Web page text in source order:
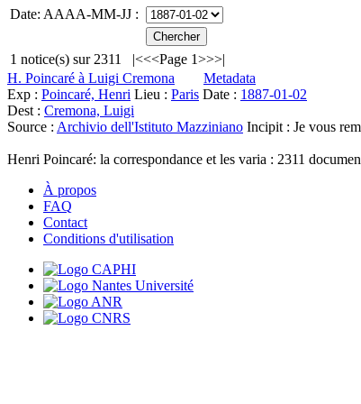
Date: AAAA-MM-JJ :
1 notice(s) sur 2311 |<<<Page 1>>>|
H. Poincaré à Luigi Cremona
Metadata
Exp : Poincaré, Henri Lieu : Paris Date : 1887-01-02
Dest : Cremona, Luigi
Source : Archivio dell'Istituto Mazziniano Incipit : Je vous
Henri Poincaré: la correspondance et les varia : 2311
À propos
FAQ
Contact
Conditions d'utilisation